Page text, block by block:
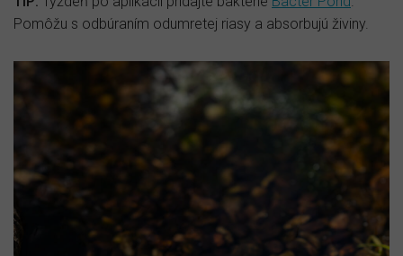
Pomôžu s odbúraním odumretej riasy a absorbujú živiny.